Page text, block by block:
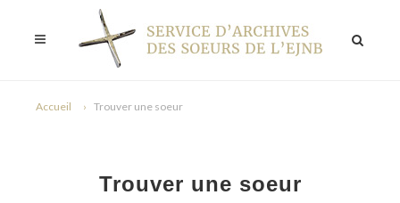
Accueil Trouver une soeur
Trouver une soeur